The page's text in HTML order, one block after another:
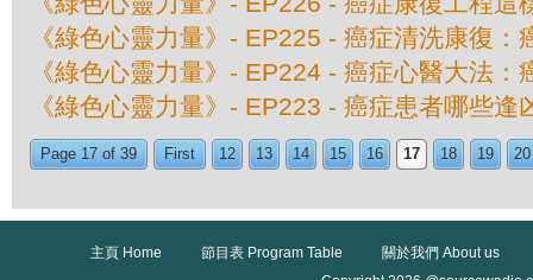
《綠色心靈力量》- EP225 - 癌症清洗康復：
《綠色心靈力量》- EP224 - 癌症心醫大法：
《綠色心靈力量》- EP223 - 癌症患者哪些
Page 17 of 39 First 12 13 14 15 16 17 18 19 20
主頁 Home 節目表 Program Table
關於我們 About us